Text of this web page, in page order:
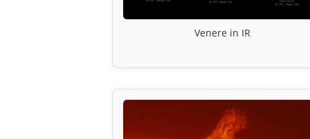
Venere in IR